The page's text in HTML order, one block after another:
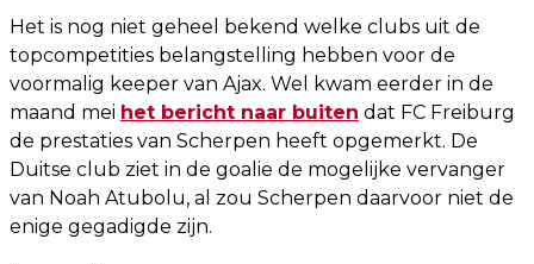
Het is nog niet geheel bekend welke clubs uit de
topcompetities belangstelling hebben voor de
voormalig keeper van Ajax. Wel kwam eerder in de
maand mei het bericht naar buiten dat FC Freiburg
de prestaties van Scherpen heeft opgemerkt. De
Duitse club ziet in de goalie de mogelijke vervanger
van Noah Atubolu, al zou Scherpen daarvoor niet de
enige gegadigde zijn.